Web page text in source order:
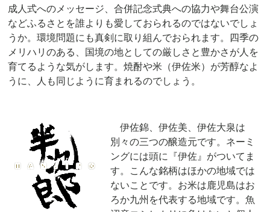
成人式へのメッセージ、合併記念式典への協力や舞台公演
などふるさとを誰よりも愛しておられるのではないでしょ
うか。環境問題にも真剣に取り組んでおられます。四季の
メリハリのある、国境の地としての厳しさと豊かさが人を
育てるよ うな気がします。焼酎や米（伊佐米）が芳醇なよ
うに、人も同じように育まれるのでしょう。
伊佐錦、伊佐美、伊佐大泉は
別々の三つの醸造元です。ネーミ
ングには頭に『伊佐』がついてま
す。こんな銘柄はほかの地域では
ないことです。お米は鹿児島はお
ろか九州を代表する地域です。魚